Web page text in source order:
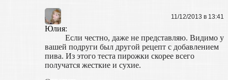
Юлия:
11/12/2013 в 13:41
Если честно, даже не представляю. Видимо у
вашей подруги был другой рецепт с добавлением
пива. Из этого теста пирожки скорее всего
получатся жесткие и сухие.